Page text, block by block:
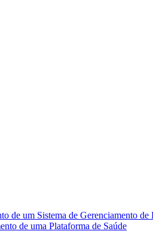
de um Sistema de Gerenciamento de
de uma Plataforma de Saúde